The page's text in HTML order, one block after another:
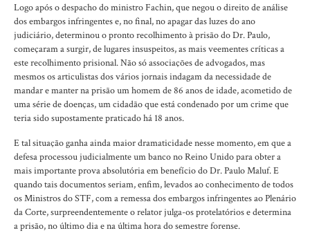
Logo após o despacho do ministro Fachin, que negou o direito de análise
dos embargos infringentes e, no final, no apagar das luzes do ano
judiciário, determinou o pronto recolhimento à prisão do Dr. Paulo,
começaram a surgir, de lugares insuspeitos, as mais veementes críticas a
este recolhimento prisional. Não só associações de advogados, mas
mesmos os articulistas dos vários jornais indagam da necessidade de
mandar e manter na prisão um homem de 86 anos de idade, acometido de
uma série de doenças, um cidadão que está condenado por um crime que
teria sido supostamente praticado há 18 anos.
E tal situação ganha ainda maior dramaticidade nesse momento, em que a
defesa processou judicialmente um banco no Reino Unido para obter a
mais importante prova absolutória em benefício do Dr. Paulo Maluf. E
quando tais documentos seriam, enfim, levados ao conhecimento de todos
os Ministros do STF, com a remessa dos embargos infringentes ao Plenário
da Corte, surpreendentemente o relator julga-os protelatórios e determina
a prisão, no último dia e na última hora do semestre forense.